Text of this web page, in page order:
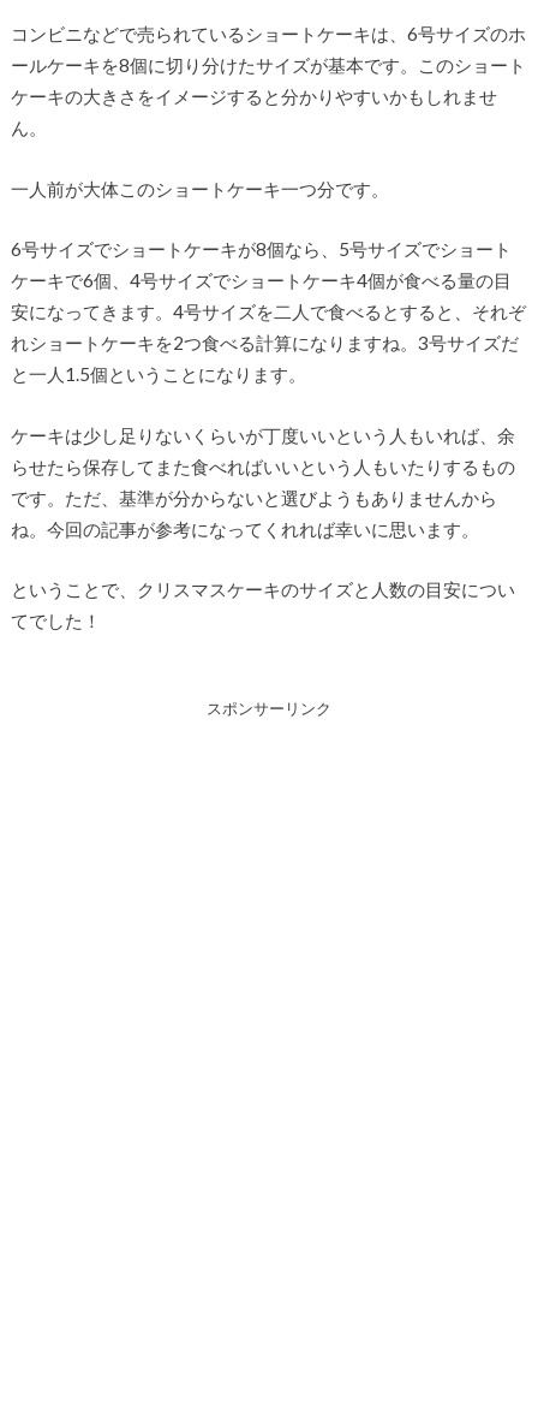
コンビニなどで売られているショートケーキは、6号サイズのホ
ールケーキを8個に切り分けたサイズが基本です。このショート
ケーキの大きさをイメージすると分かりやすいかもしれませ
ん。
一人前が大体このショートケーキ一つ分です。
6号サイズでショートケーキが8個なら、5号サイズでショート
ケーキで6個、4号サイズでショートケーキ4個が食べる量の目
安になってきます。4号サイズを二人で食べるとすると、それぞ
れショートケーキを2つ食べる計算になりますね。3号サイズだ
と一人1.5個ということになります。
ケーキは少し足りないくらいが丁度いいという人もいれば、余
らせたら保存してまた食べればいいという人もいたりするもの
です。ただ、基準が分からないと選びようもありませんから
ね。今回の記事が参考になってくれれば幸いに思います。
ということで、クリスマスケーキのサイズと人数の目安につい
てでした！
スポンサーリンク